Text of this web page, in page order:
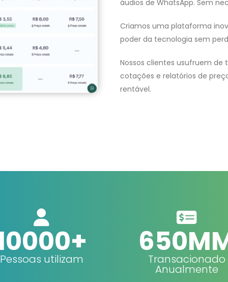
áudios de WhatsApp. Sem
Criamos uma plataforma
poder da tecnologia sem
Nossos clientes usufruem
cotações e relatórios de
rentável.
Pessoas utilizam Transacionado
Anualmente